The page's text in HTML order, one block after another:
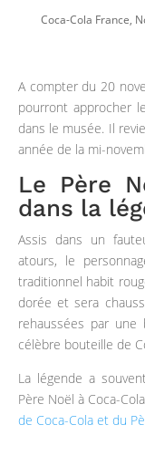
Coca-Cola France,
A compter du 20
pourront approcher
dans le musée. Il
année de la mi-
Le Père
dans la
Assis dans un
atours, le
traditionnel habit
dorée et sera
rehaussées par
célèbre bouteille de
La légende a
Père Noël à Coca-
de Coca-Cola et du